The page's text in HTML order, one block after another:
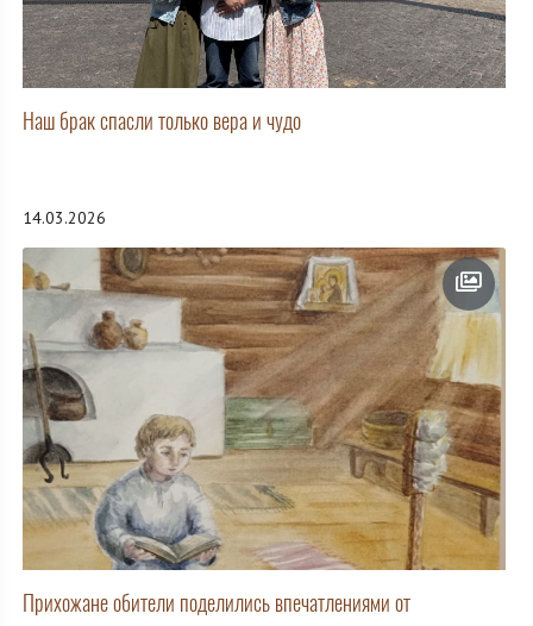
Наш брак спасли только вера и чудо
14.03.2026
Прихожане обители поделились впечатлениями от